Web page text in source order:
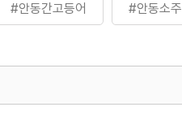
#안동간고등어 #안동소주